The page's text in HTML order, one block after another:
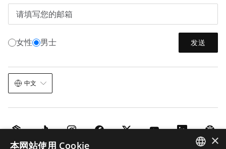
请填写您的邮箱
女性 男士 发送
中文
×
本网站使用 Cookie